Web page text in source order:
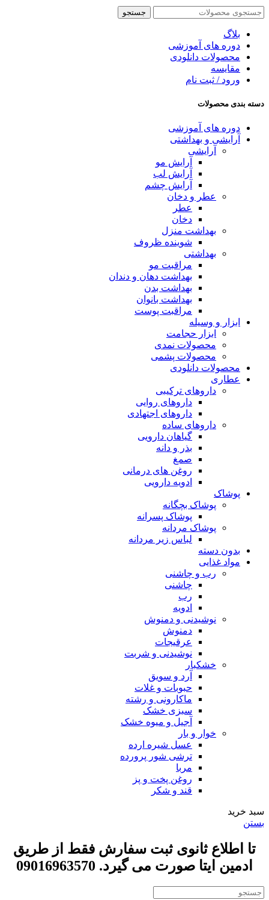
جستجو
بلاگ
دوره های آموزشی
محصولات دانلودی
مقایسه
ورود / ثبت نام
دسته بندی محصولات
دوره های آموزشی
آرایشی و بهداشتی
آرایشی
آرایش مو
آرایش لب
آرایش چشم
عطر و دخان
عطر
دخان
بهداشت منزل
شوینده ظروف
بهداشتی
مراقبت مو
بهداشت دهان و دندان
بهداشت بدن
بهداشت بانوان
مراقبت پوست
ابزار و وسیله
ابزار حجامت
محصولات نمدی
محصولات پشمی
محصولات دانلودی
عطاری
داروهای ترکیبی
داروهای روایی
داروهای اجتهادی
داروهای ساده
گیاهان دارویی
بذر و دانه
صمغ
روغن های درمانی
ادویه دارویی
پوشاک
پوشاک بچگانه
پوشاک پسرانه
پوشاک مردانه
لباس زیر مردانه
بدون دسته
مواد غذایی
رب و چاشنی
چاشنی
رب
ادویه
نوشیدنی و دمنوش
دمنوش
عرقیجات
نوشیدنی و شربت
خشکبار
آرد و سویق
حبوبات و غلات
ماکارونی و رشته
سبزی خشک
آجیل و میوه خشک
خوار و بار
عسل شیره ارده
ترشی شور پرورده
مربا
روغن پخت و پز
قند و شکر
سبد خرید
بستن
تا اطلاع ثانوی ثبت سفارش فقط از طریق
ادمین ایتا صورت می گیرد. 09016963570